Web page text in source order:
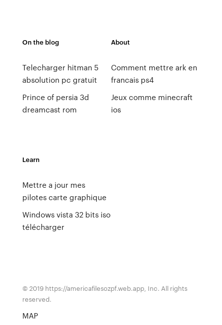
On the blog
Telecharger hitman 5
absolution pc gratuit
Prince of persia 3d
dreamcast rom
About
Comment mettre ark en
francais ps4
Jeux comme minecraft
ios
Learn
Mettre a jour mes
pilotes carte graphique
Windows vista 32 bits iso
télécharger
© 2019 https://americafilesozpf.web.app, Inc. All rights
reserved.
MAP